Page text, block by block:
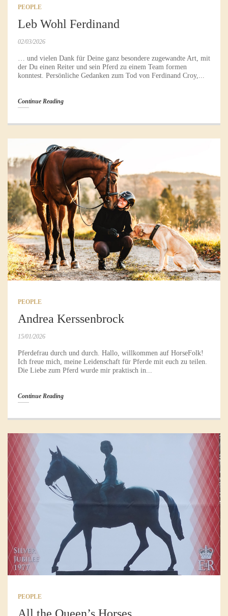
PEOPLE
Leb Wohl Ferdinand
02/03/2026
… und vielen Dank für Deine ganz besondere zugewandte Art, mit
der Du einen Reiter und sein Pferd zu einem Team formen
konntest. Persönliche Gedanken zum Tod von Ferdinand Croy,...
Continue Reading
PEOPLE
Andrea Kerssenbrock
15/01/2026
Pferdefrau durch und durch. Hallo, willkommen auf HorseFolk!
Ich freue mich, meine Leidenschaft für Pferde mit euch zu teilen.
Die Liebe zum Pferd wurde mir praktisch in...
Continue Reading
PEOPLE